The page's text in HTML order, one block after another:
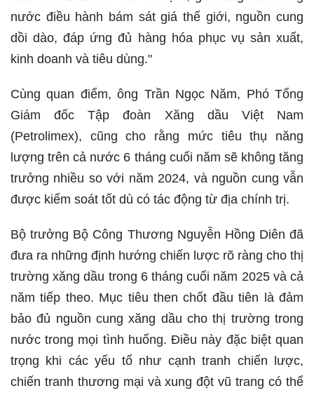
nước điều hành bám sát giá thế giới, nguồn cung
dồi dào, đáp ứng đủ hàng hóa phục vụ sản xuất,
kinh doanh và tiêu dùng."
Cùng quan điểm, ông Trần Ngọc Năm, Phó Tổng
Giám đốc Tập đoàn Xăng dầu Việt Nam
(Petrolimex), cũng cho rằng mức tiêu thụ năng
lượng trên cả nước 6 tháng cuối năm sẽ không tăng
trưởng nhiều so với năm 2024, và nguồn cung vẫn
được kiểm soát tốt dù có tác động từ địa chính trị.
Bộ trưởng Bộ Công Thương Nguyễn Hồng Diên đã
đưa ra những định hướng chiến lược rõ ràng cho thị
trường xăng dầu trong 6 tháng cuối năm 2025 và cả
năm tiếp theo. Mục tiêu then chốt đầu tiên là đảm
bảo đủ nguồn cung xăng dầu cho thị trường trong
nước trong mọi tình huống. Điều này đặc biệt quan
trọng khi các yếu tố như cạnh tranh chiến lược,
chiến tranh thương mại và xung đột vũ trang có thể